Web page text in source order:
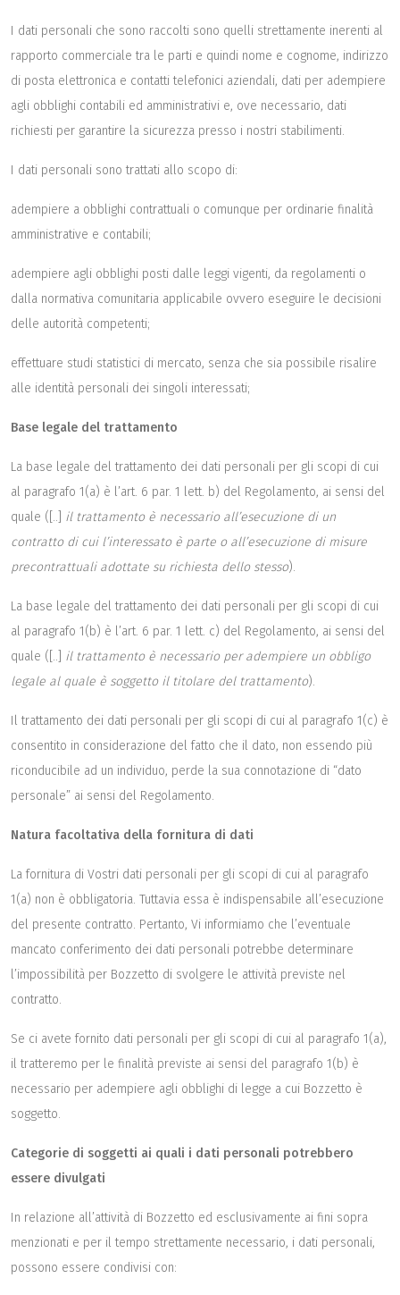
I dati personali che sono raccolti sono quelli strettamente inerenti al
rapporto commerciale tra le parti e quindi nome e cognome, indirizzo
di posta elettronica e contatti telefonici aziendali, dati per adempiere
agli obblighi contabili ed amministrativi e, ove necessario, dati
richiesti per garantire la sicurezza presso i nostri stabilimenti.
I dati personali sono trattati allo scopo di:
adempiere a obblighi contrattuali o comunque per ordinarie finalità
amministrative e contabili;
adempiere agli obblighi posti dalle leggi vigenti, da regolamenti o
dalla normativa comunitaria applicabile ovvero eseguire le decisioni
delle autorità competenti;
effettuare studi statistici di mercato, senza che sia possibile risalire
alle identità personali dei singoli interessati;
Base legale del trattamento
La base legale del trattamento dei dati personali per gli scopi di cui
al paragrafo 1(a) è l’art. 6 par. 1 lett. b) del Regolamento, ai sensi del
quale ([..] il trattamento è necessario all’esecuzione di un
contratto di cui l’interessato è parte o all’esecuzione di misure
precontrattuali adottate su richiesta dello stesso).
La base legale del trattamento dei dati personali per gli scopi di cui
al paragrafo 1(b) è l’art. 6 par. 1 lett. c) del Regolamento, ai sensi del
quale ([..] il trattamento è necessario per adempiere un obbligo
legale al quale è soggetto il titolare del trattamento).
Il trattamento dei dati personali per gli scopi di cui al paragrafo 1(c) è
consentito in considerazione del fatto che il dato, non essendo più
riconducibile ad un individuo, perde la sua connotazione di “dato
personale” ai sensi del Regolamento.
Natura facoltativa della fornitura di dati
La fornitura di Vostri dati personali per gli scopi di cui al paragrafo
1(a) non è obbligatoria. Tuttavia essa è indispensabile all’esecuzione
del presente contratto. Pertanto, Vi informiamo che l’eventuale
mancato conferimento dei dati personali potrebbe determinare
l’impossibilità per Bozzetto di svolgere le attività previste nel
contratto.
Se ci avete fornito dati personali per gli scopi di cui al paragrafo 1(a),
il tratteremo per le finalità previste ai sensi del paragrafo 1(b) è
necessario per adempiere agli obblighi di legge a cui Bozzetto è
soggetto.
Categorie di soggetti ai quali i dati personali potrebbero
essere divulgati
In relazione all’attività di Bozzetto ed esclusivamente ai fini sopra
menzionati e per il tempo strettamente necessario, i dati personali,
possono essere condivisi con: